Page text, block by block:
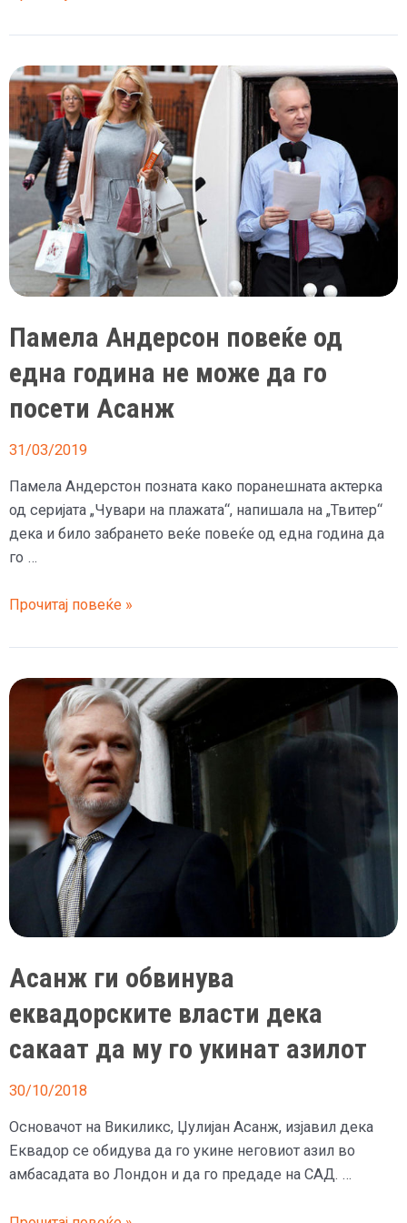
предал
Асанж
за
да
земе
кредит
од
ММФ
од
4,2
милијарди
долари
Памела Андерсон повеќе од
една година не може да го
посети Асанж
31/03/2019
Памела Андерстон позната како поранешната актерка
од серијата „Чувари на плажата“, напишала на „Твитер“
дека и било забрането веќе повеќе од една година да
го …
Памела
повеќе
од
една
година
не
може
го
посети
Асанж
Прочитај повеќе »
Асанж ги обвинува
еквадорските власти дека
сакаат да му го укинат азилот
30/10/2018
Основачот на Викиликс, Џулијан Асанж, изјавил дека
Еквадор се обидува да го укине неговиот азил во
амбасадата во Лондон и да го предаде на САД. …